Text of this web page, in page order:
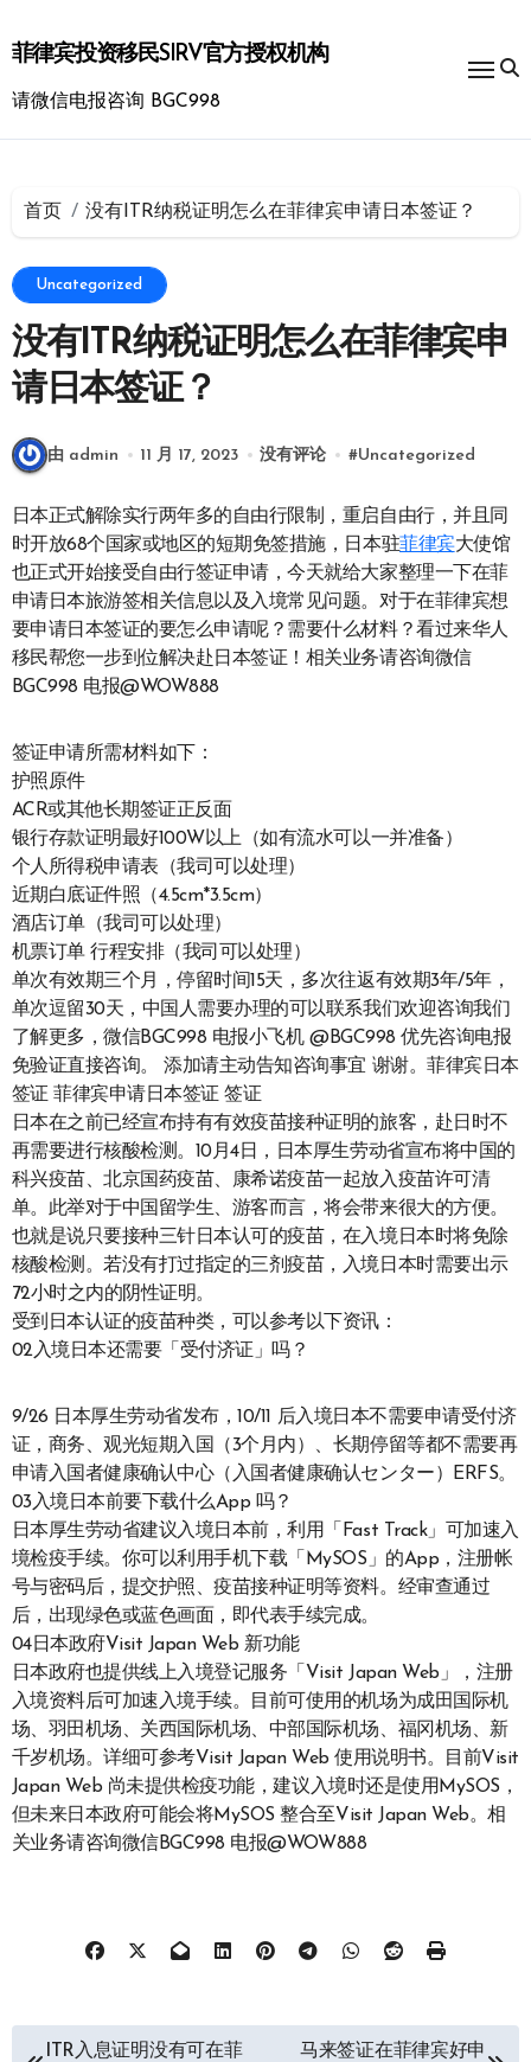
到
内
菲律宾投资移民SIRV官方授权机构
请微信电报咨询 BGC998
首页 没有ITR纳税证明怎么在菲律宾申请日本签证？
Uncategorized
没有ITR纳税证明怎么在菲律宾申
请日本签证？
由 admin 11 月 17, 2023 没有评论 #Uncategorized
日本正式解除实行两年多的自由行限制，重启自由行，并且同
时开放68个国家或地区的短期免签措施，日本驻菲律宾大使馆
也正式开始接受自由行签证申请，今天就给大家整理一下在菲
申请日本旅游签相关信息以及入境常见问题。对于在菲律宾想
要申请日本签证的要怎么申请呢？需要什么材料？看过来华人
移民帮您一步到位解决赴日本签证！相关业务请咨询微信
BGC998 电报@WOW888
签证申请所需材料如下：
护照原件
ACR或其他长期签证正反面
银行存款证明最好100W以上（如有流水可以一并准备）
个人所得税申请表（我司可以处理）
近期白底证件照（4.5cm*3.5cm）
酒店订单（我司可以处理）
机票订单 行程安排（我司可以处理）
单次有效期三个月，停留时间15天，多次往返有效期3年/5年，
单次逗留30天，中国人需要办理的可以联系我们欢迎咨询我们
了解更多，微信BGC998 电报小飞机 @BGC998 优先咨询电报
免验证直接咨询。 添加请主动告知咨询事宜 谢谢。菲律宾日本
签证 菲律宾申请日本签证 签证
日本在之前已经宣布持有有效疫苗接种证明的旅客，赴日时不
再需要进行核酸检测。10月4日，日本厚生劳动省宣布将中国的
科兴疫苗、北京国药疫苗、康希诺疫苗一起放入疫苗许可清
单。此举对于中国留学生、游客而言，将会带来很大的方便。
也就是说只要接种三针日本认可的疫苗，在入境日本时将免除
核酸检测。若没有打过指定的三剂疫苗，入境日本时需要出示
72小时之内的阴性证明。
受到日本认证的疫苗种类，可以参考以下资讯：
02入境日本还需要「受付济证」吗？
9/26 日本厚生劳动省发布，10/11 后入境日本不需要申请受付济
证，商务、观光短期入国（3个月内）、长期停留等都不需要再
申请入国者健康确认中心（入国者健康确认センター）ERFS。
03入境日本前要下载什么App 吗？
日本厚生劳动省建议入境日本前，利用「Fast Track」可加速入
境检疫手续。你可以利用手机下载「MySOS」的App，注册帐
号与密码后，提交护照、疫苗接种证明等资料。经审查通过
后，出现绿色或蓝色画面，即代表手续完成。
04日本政府Visit Japan Web 新功能
日本政府也提供线上入境登记服务「Visit Japan Web」，注册
入境资料后可加速入境手续。目前可使用的机场为成田国际机
场、羽田机场、关西国际机场、中部国际机场、福冈机场、新
千岁机场。详细可参考Visit Japan Web 使用说明书。目前Visit
Japan Web 尚未提供检疫功能，建议入境时还是使用MySOS，
但未来日本政府可能会将MySOS 整合至Visit Japan Web。相
关业务请咨询微信BGC998 电报@WOW888
ITR入息证明没有可在菲
马来签证在菲律宾好申